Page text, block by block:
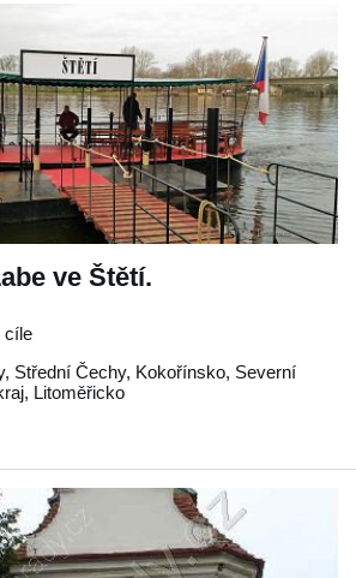
ve Štětí.
cíle
, Střední Čechy, Kokořínsko, Severní
, Litoměřicko